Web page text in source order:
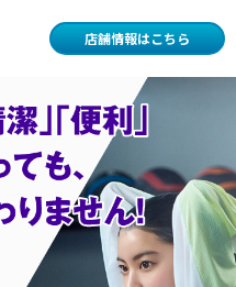
店舗情報はこちら